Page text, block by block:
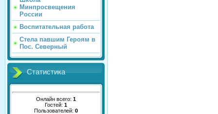
Минпросвещения
России
Воспитательная работа
Стела павшим Героям в
Пос. Северный
Статистика
Онлайн всего: 1
Гостей: 1
Пользователей: 0